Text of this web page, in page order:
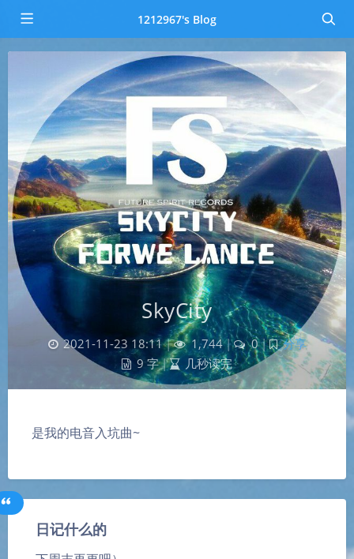
1212967's Blog
SkyCity
2021-11-23 18:11| 1,744| 0|
分享
9 字| 几秒读完
是我的电音入坑曲~
日记什么的